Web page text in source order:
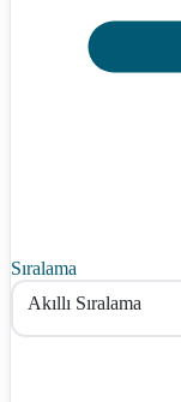
Sıralama
Akıllı Sıralama